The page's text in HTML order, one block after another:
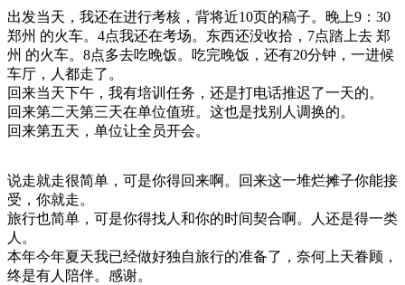
出发当天，我还在进行考核，背将近10页的稿子。晚上9：30
郑州 的火车。4点我还在考场。东西还没收拾，7点踏上去 郑
州 的火车。8点多去吃晚饭。吃完晚饭，还有20分钟，一进候
车厅，人都走了。
回来当天下午，我有培训任务，还是打电话推迟了一天的。
回来第二天第三天在单位值班。这也是找别人调换的。
回来第五天，单位让全员开会。
说走就走很简单，可是你得回来啊。回来这一堆烂摊子你能接
受，你就走。
旅行也简单，可是你得找人和你的时间契合啊。人还是得一类
人。
本年今年夏天我已经做好独自旅行的准备了，奈何上天眷顾，
终是有人陪伴。感谢。